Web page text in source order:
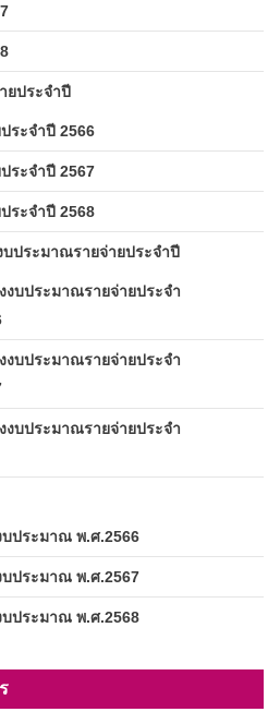
ยประจำปี
ระจำปี 2566
ระจำปี 2567
ระจำปี 2568
ประมาณรายจ่ายประจำปี
งบประมาณรายจ่ายประจำ
งบประมาณรายจ่ายประจำ
งบประมาณรายจ่ายประจำ
ประมาณ พ.ศ.2566
ประมาณ พ.ศ.2567
ประมาณ พ.ศ.2568